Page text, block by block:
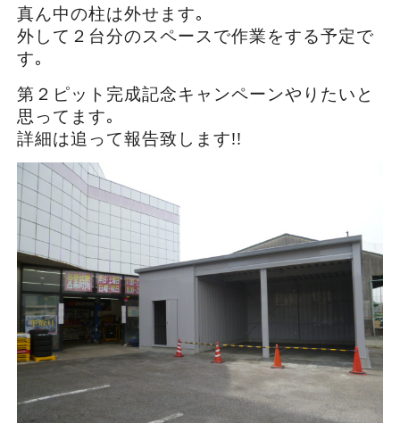
真ん中の柱は外せます｡
外して２台分のスペースで作業をする予定で
す｡
第２ピット完成記念キャンペーンやりたいと
思ってます｡
詳細は追って報告致します!!